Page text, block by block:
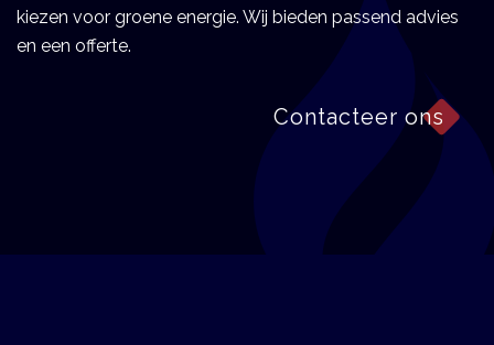
kiezen voor groene energie. Wij bieden passend advies
en een offerte.
Contacteer ons